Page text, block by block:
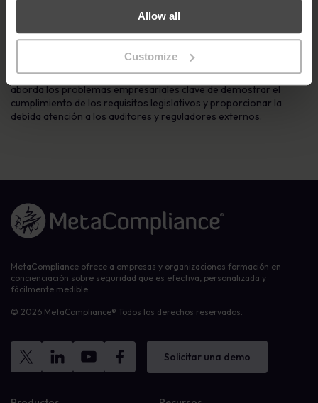
Allow all
Customize
Ciberseguridad en continua evolución.
A principios de este año, MetaCompliance también fue
por la revista ACQ5 por su galardonado producto
MetaEngage. MetaEngage es una solución automatizada que
aborda los problemas empresariales clave de demostrar el
cumplimiento de los requisitos legislativos y proporcionar la
debida atención a los auditores y reguladores externos.
Enlace a la página de inicio
MetaCompliance ofrece a empresas y organizaciones formación en
concienciación sobre seguridad que es efectiva, personalizada y
fácilmente medible.
© 2026 MetaCompliance® Todos los derechos reservados.
Solicitar una demo